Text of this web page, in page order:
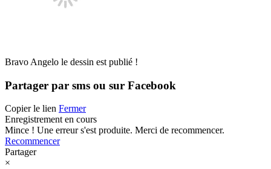
Bravo Angelo le dessin est publié !
Partager par sms ou sur Facebook
Copier le lien Fermer
Enregistrement en cours
Mince ! Une erreur s'est produite. Merci de recommencer.
Recommencer
Partager
×